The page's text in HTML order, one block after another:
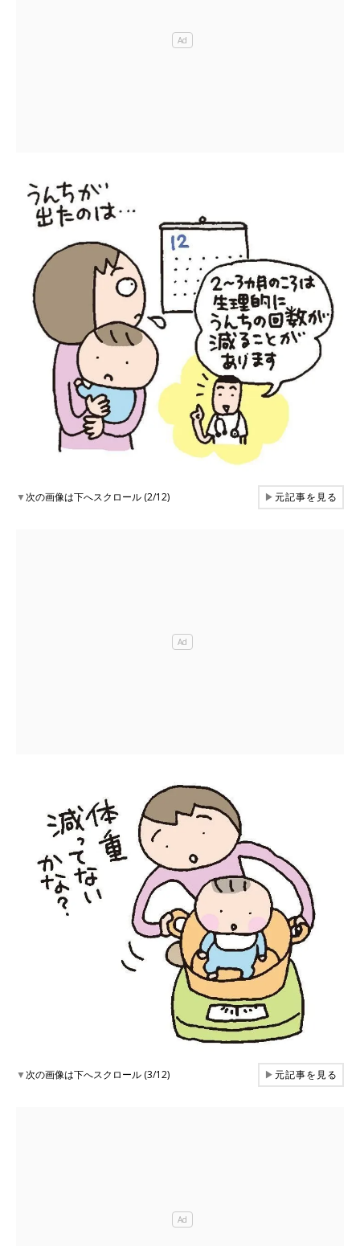
▼次の画像は下へスクロール (2/12) ▶元記事を見る
▼次の画像は下へスクロール (3/12) ▶元記事を見る